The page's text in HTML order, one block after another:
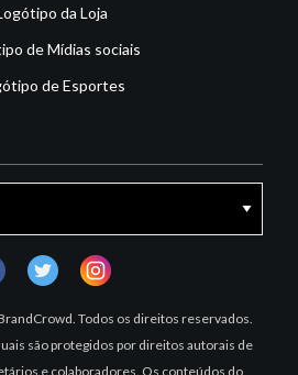
da Loja
de Mídias sociais
de Esportes
Todos os direitos reservados.
são protegidos por direitos autorais de
e colaboradores. Os conteúdos do
twitter instagram